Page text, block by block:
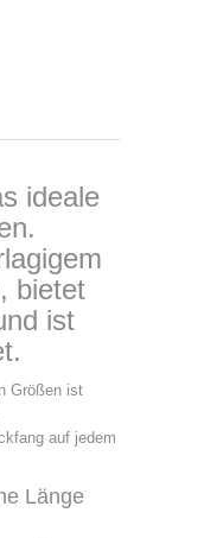
ideale
bietet
ist
Größen ist
auf jedem
Länge